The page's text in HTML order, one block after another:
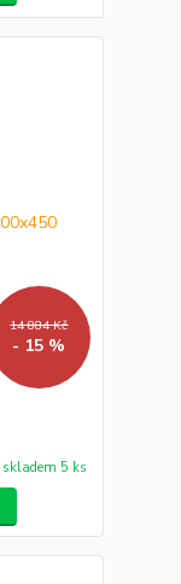
14 884 Kč
- 15 %
skladem 5 ks